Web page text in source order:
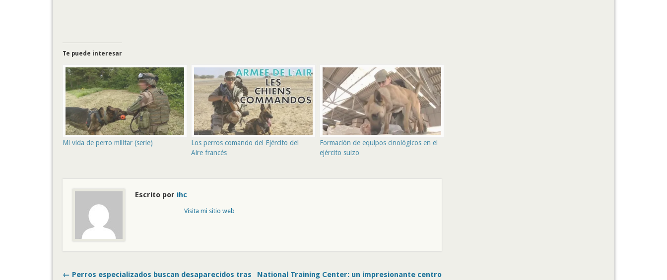
Te puede interesar
Mi vida de perro militar (serie)
Los perros comando del Ejército del
Aire francés
Formación de equipos cinológicos en el
ejército suizo
Escrito por ihc
Visita mi sitio web
← Perros especializados buscan desaparecidos tras
National Training Center: un impresionante centro